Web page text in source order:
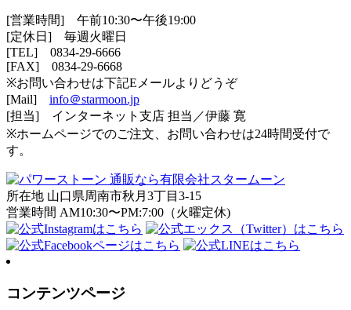
[営業時間] 午前10:30〜午後19:00
[定休日] 毎週火曜日
[TEL] 0834-29-6666
[FAX] 0834-29-6668
※お問い合わせは下記Eメールよりどうぞ
[Mail] info＠starmoon.jp
[担当] インターネット支店 担当／伊藤 寛
※ホームページでのご注文、お問い合わせは24時間受付で
す。
所在地 山口県周南市秋月3丁目3-15
営業時間 AM10:30〜PM:7:00（火曜定休)
コンテンツページ